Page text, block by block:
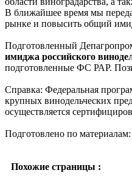
В ближайшее время мы
рынке и повысить общий
Подготовленный
имиджа российского
подготовленные ФС РАР.
Справка: Федеральная
крупных винодельческих
осуществляется
Подготовлено по материалам:
Похожие страницы :